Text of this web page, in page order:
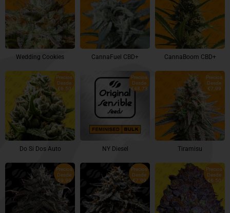
Wedding Cookies CannaFuel CBD+ CannaBoom CBD+
Precios
Desde
€6.50
Do Si Dos Auto
Precios
Desde
€48.73
NY Diesel
Precios
Desde
€7.99
Tiramisu
Precios
Desde
€9.99
Precios
Desde
€7.99
Precios
Desde
€6.50